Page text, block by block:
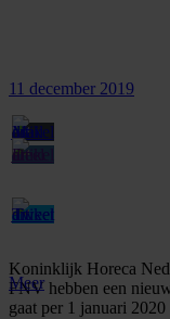
11 december 2019
Koninklijk Horeca
FNV hebben een
gaat per 1 januari
Meer